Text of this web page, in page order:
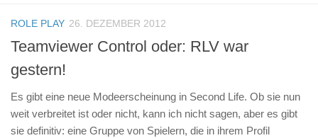
ROLE PLAY 26. DEZEMBER 2012
Teamviewer Control oder: RLV war
gestern!
Es gibt eine neue Modeerscheinung in Second Life. Ob sie nun
weit verbreitet ist oder nicht, kann ich nicht sagen, aber es gibt
sie definitiv: eine Gruppe von Spielern, die in ihrem Profil